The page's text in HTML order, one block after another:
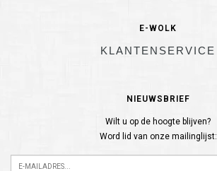
E-WOLK
KLANTENSERVICE
NIEUWSBRIEF
Wilt u op de hoogte blijven?
Word lid van onze mailinglijst: